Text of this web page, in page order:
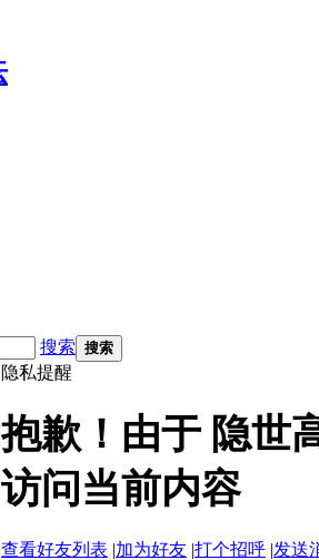
搜索 搜索
隐私提醒
抱歉！由于 隐世
访问当前内容
查看好友列表 |加为好友 |打个招呼 |发送